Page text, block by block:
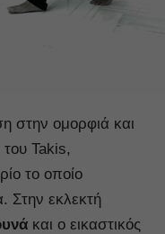
στην ομορφιά και
του Takis,
το οποίο
Στην εκλεκτή
και ο εικαστικός